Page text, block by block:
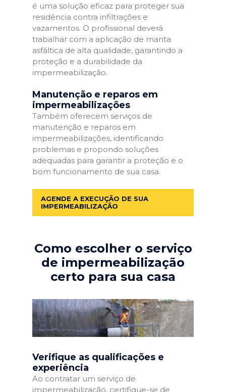
é uma solução eficaz para proteger sua
residência contra infiltrações e
vazamentos. O profissional deverá
trabalhar com a aplicação de manta
asfáltica de alta qualidade, garantindo a
proteção e a durabilidade da
impermeabilização.
Manutenção e reparos em
impermeabilizações
Também oferecem serviços de
manutenção e reparos em
impermeabilizações, identificando
problemas e propondo soluções
adequadas para garantir a proteção e o
bom funcionamento de sua casa.
AGENDE A EXECUÇÃO DE SUA
IMPERMEABILIZAÇÃO
Como escolher o serviço
de impermeabilização
certo para sua casa
Verifique as qualificações e
experiência
Ao contratar um serviço de
impermeabilização, certifique-se de